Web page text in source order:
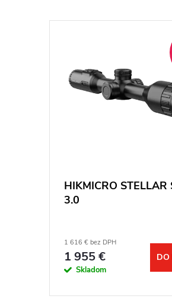
HIKMICRO STELLAR
3.0
1 616 € bez DPH
1 955 €
Skladom
DO